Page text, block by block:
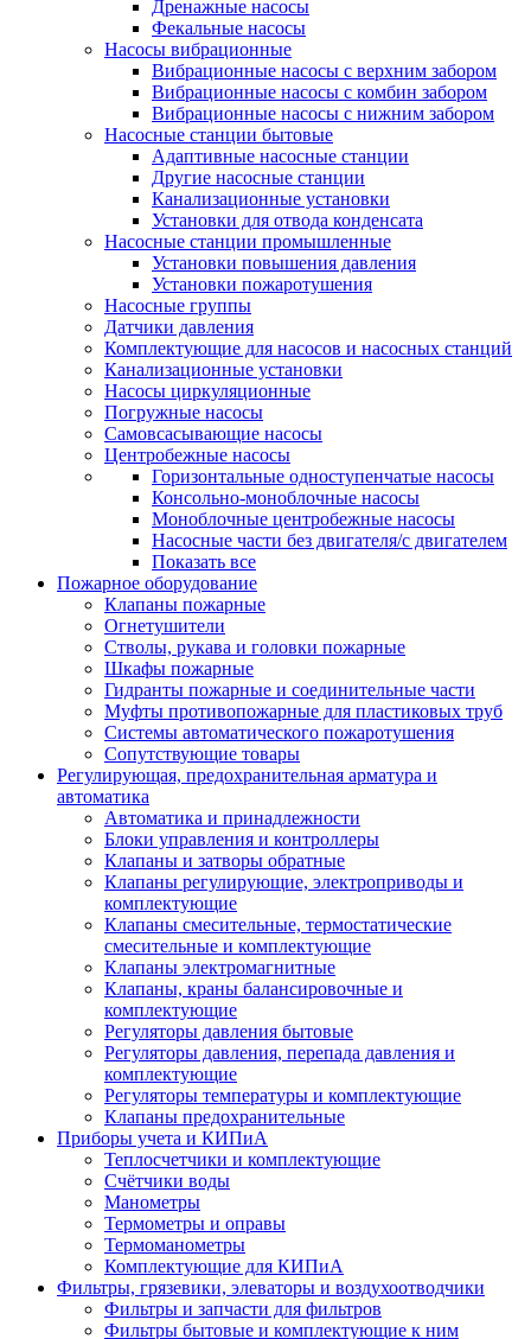
Дренажные насосы
Фекальные насосы
Насосы вибрационные
Вибрационные насосы с верхним забором
Вибрационные насосы с комбин забором
Вибрационные насосы с нижним забором
Насосные станции бытовые
Адаптивные насосные станции
Другие насосные станции
Канализационные установки
Установки для отвода конденсата
Насосные станции промышленные
Установки повышения давления
Установки пожаротушения
Насосные группы
Датчики давления
Комплектующие для насосов и насосных станций
Канализационные установки
Насосы циркуляционные
Погружные насосы
Самовсасывающие насосы
Центробежные насосы
Горизонтальные одноступенчатые насосы
Консольно-моноблочные насосы
Моноблочные центробежные насосы
Насосные части без двигателя/с двигателем
Показать все
Пожарное оборудование
Клапаны пожарные
Огнетушители
Стволы, рукава и головки пожарные
Шкафы пожарные
Гидранты пожарные и соединительные части
Муфты противопожарные для пластиковых труб
Системы автоматического пожаротушения
Сопутствующие товары
Регулирующая, предохранительная арматура и
автоматика
Автоматика и принадлежности
Блоки управления и контроллеры
Клапаны и затворы обратные
Клапаны регулирующие, электроприводы и
комплектующие
Клапаны смесительные, термостатические
смесительные и комплектующие
Клапаны электромагнитные
Клапаны, краны балансировочные и
комплектующие
Регуляторы давления бытовые
Регуляторы давления, перепада давления и
комплектующие
Регуляторы температуры и комплектующие
Клапаны предохранительные
Приборы учета и КИПиА
Теплосчетчики и комплектующие
Счётчики воды
Манометры
Термометры и оправы
Термоманометры
Комплектующие для КИПиА
Фильтры, грязевики, элеваторы и воздухоотводчики
Фильтры и запчасти для фильтров
Фильтры бытовые и комплектующие к ним